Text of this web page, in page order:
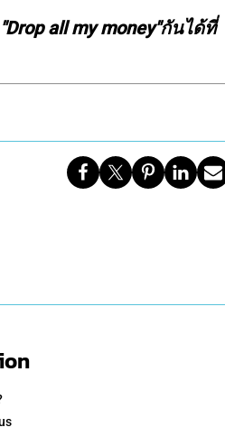
all my money"กันได้ที่